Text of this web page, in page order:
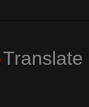
Translate